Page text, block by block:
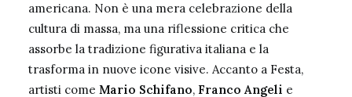
americana. Non è una mera celebrazione della
cultura di massa, ma una riflessione critica che
assorbe la tradizione figurativa italiana e la
trasforma in nuove icone visive. Accanto a Festa,
artisti come Mario Schifano, Franco Angeli e